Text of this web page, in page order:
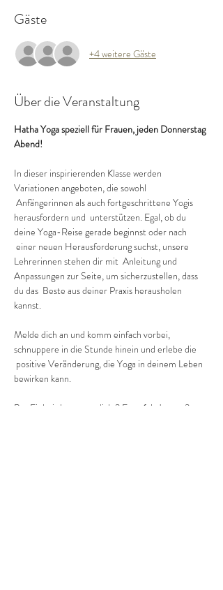
Gäste
+4 weitere Gäste
Über die Veranstaltung
Hatha Yoga speziell für Frauen, jeden Donnerstag
Abend!
In dieser inspirierenden Klasse werden
Variationen angeboten, die sowohl
Anfängerinnen als auch fortgeschrittene Yogis
herausfordern und  unterstützen. Egal, ob du
deine Yoga-Reise gerade beginnst oder nach
einer neuen Herausforderung suchst, unsere
Lehrerinnen stehen dir mit  Anleitung und
Anpassungen zur Seite, um sicherzustellen, dass
du das  Beste aus deiner Praxis herausholen
kannst.
Melde dich an und komm einfach vorbei,
schnuppere in die Stunde hinein und erlebe die
positive Veränderung, die Yoga in deinem Leben
bewirken kann.
Pro Einheit kostet es dich 2 Euro (ab Januar 3